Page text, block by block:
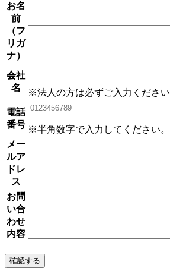
お名
前
（フ
リガ
ナ）
会社
名
※法人の方は必ずご入力ください
電話
番号 ※半角数字で入力してください。
メー
ルア
ドレ
ス
お問
い合
わせ
内容